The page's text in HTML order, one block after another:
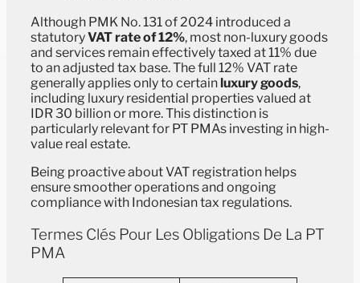
Although PMK No. 131 of 2024 introduced a
statutoryVAT rate of 12%, most non-luxury goods
and services remain effectively taxed at 11% due
to an adjusted tax base. The full 12% VAT rate
generally applies only to certain luxury goods,
including luxury residential properties valued at
IDR 30 billion or more. This distinction is
particularly relevant for PT PMAs investing in high-
value real estate.
Being proactive about VAT registration helps
ensure smoother operations and ongoing
compliance with Indonesian tax regulations.
Termes Clés Pour Les Obligations De La PT
PMA